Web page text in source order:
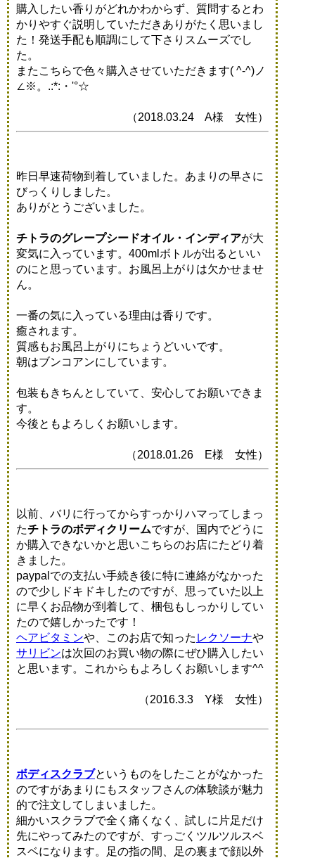
購入したい香りがどれかわからず、質問するとわ
かりやすぐ説明していただきありがたく思いまし
た！発送手配も順調にして下さりスムーズでし
た。
またこちらで色々購入させていただきます( ^-^)ノ
∠※。.:*:・'°☆
（2018.03.24 A様 女性）
昨日早速荷物到着していました。あまりの早さに
びっくりしました。
ありがとうございました。
チトラのグレープシードオイル・インディアが大
変気に入っています。400mlボトルが出るといい
のにと思っています。お風呂上がりは欠かせませ
ん。
一番の気に入っている理由は香りです。
癒されます。
質感もお風呂上がりにちょうどいいです。
朝はブンコアンにしています。
包装もきちんとしていて、安心してお願いできま
す。
今後ともよろしくお願いします。
（2018.01.26 E様 女性）
以前、バリに行ってからすっかりハマってしまっ
たチトラのボディクリームですが、国内でどうに
か購入できないかと思いこちらのお店にたどり着
きました。
paypalでの支払い手続き後に特に連絡がなかった
ので少しドキドキしたのですが、思っていた以上
に早くお品物が到着して、梱包もしっかりしてい
たので嬉しかったです！
ヘアビタミンや、このお店で知った レクソーナや
サリビンは次回のお買い物の際にぜひ購入したい
と思います。これからもよろしくお願いします^^
（2016.3.3 Y様 女性）
ボディスクラブというものをしたことがなかった
のですがあまりにもスタッフさんの体験談が魅力
的で注文してしまいました。
細かいスクラブで全く痛くなく、試しに片足だけ
先にやってみたのですが、すっごくツルツルスベ
スベになります。足の指の間、足の裏まで顔以外